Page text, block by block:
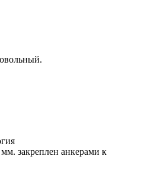
закреплен анкерами к